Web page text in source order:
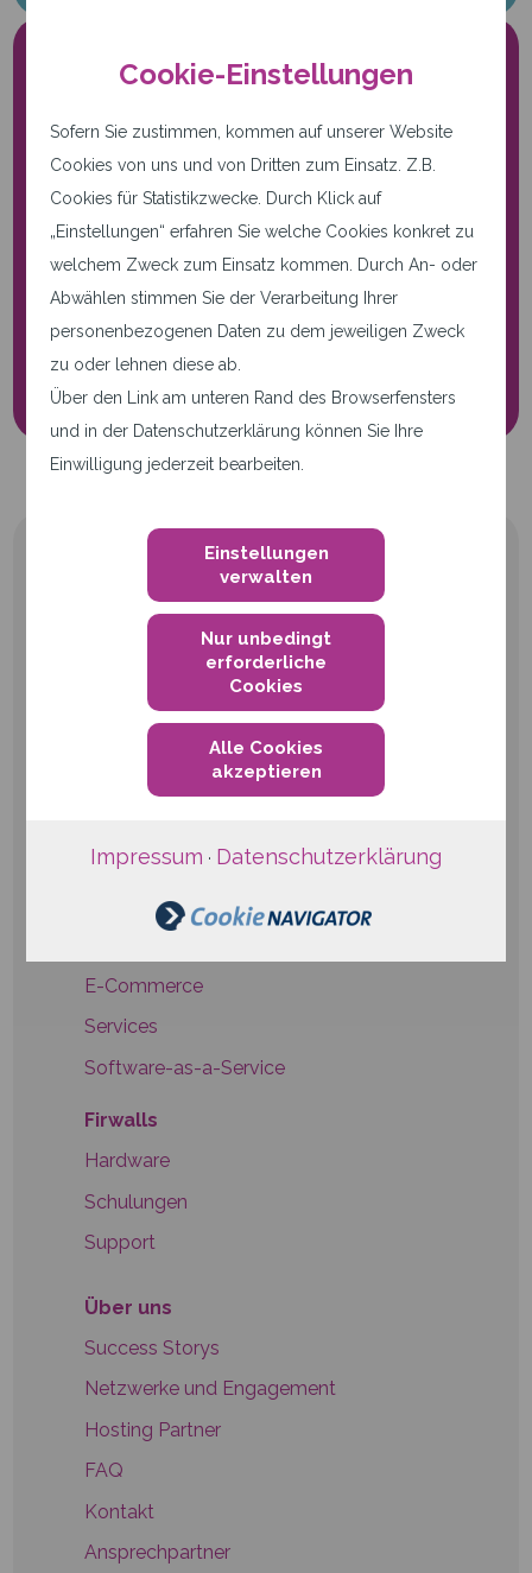
Cookie-Einstellungen
Sofern Sie zustimmen, kommen auf unserer Website
Cookies von uns und von Dritten zum Einsatz. Z.B.
Cookies für Statistikzwecke. Durch Klick auf
„Einstellungen“ erfahren Sie welche Cookies konkret zu
welchem Zweck zum Einsatz kommen. Durch An- oder
Abwählen stimmen Sie der Verarbeitung Ihrer
personenbezogenen Daten zu dem jeweiligen Zweck
zu oder lehnen diese ab.
Über den Link am unteren Rand des Browserfensters
und in der Datenschutzerklärung können Sie Ihre
Einwilligung jederzeit bearbeiten.
Einstellungen
verwalten
Nur unbedingt
erforderliche
Cookies
Alle Cookies
akzeptieren
Impressum · Datenschutzerklärung
Nur notwendige Cookies.
Diese Seite verwendet nur
notwendige Cookies.
Cookie-Einstellungen
qwertiko GmbH
Waldstraße 41-43
76133 Karlsruhe
Telefon+49 721 6624999-0
Hosting
E-Commerce
Services
Software-as-a-Service
Firwalls
Hardware
Schulungen
Support
Über uns
Success Storys
Netzwerke und Engagement
Hosting Partner
FAQ
Kontakt
Ansprechpartner